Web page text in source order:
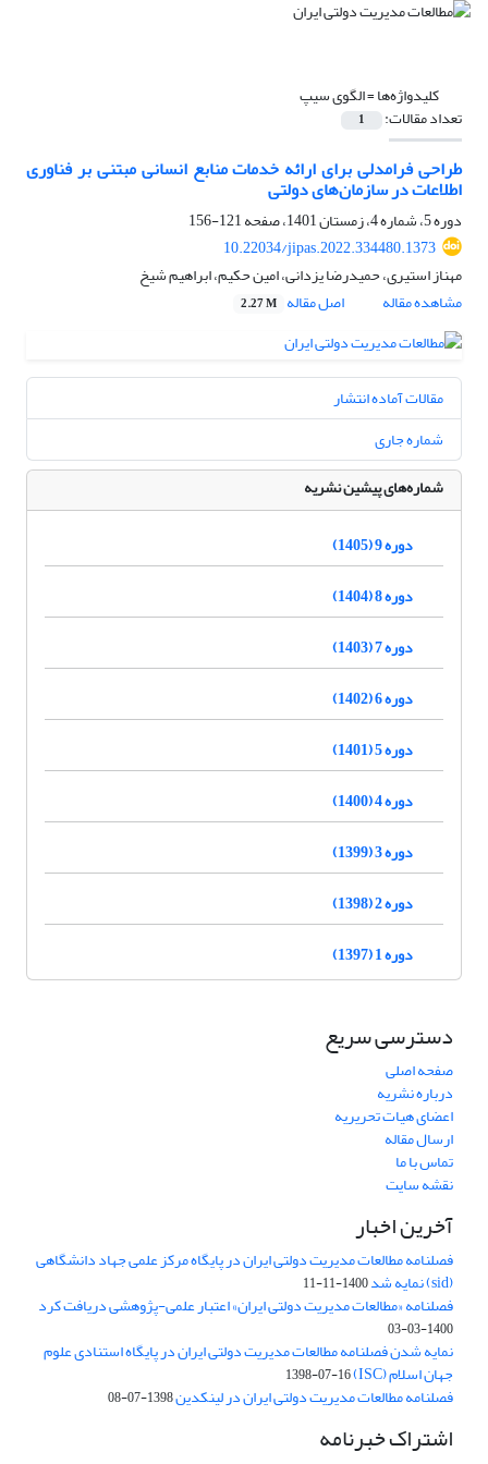
کلیدواژه‌ها =الگوی سیپ
تعداد مقالات: 1
طراحی فرامدلی برای ارائه خدمات منابع انسانی مبتنی بر فناوری
اطلاعات در سازمان‌های دولتی
دوره 5، شماره 4، زمستان 1401، صفحه
121-156
10.22034/jipas.2022.334480.1373
مهناز استیری، حمیدرضا یزدانی، امین حکیم، ابراهیم شیخ
مشاهده مقاله
اصل مقاله 2.27 M
مقالات آماده انتشار
شماره جاری
شماره‌های پیشین نشریه
دوره 9 (1405)
دوره 8 (1404)
دوره 7 (1403)
دوره 6 (1402)
دوره 5 (1401)
دوره 4 (1400)
دوره 3 (1399)
دوره 2 (1398)
دوره 1 (1397)
دسترسی سریع
صفحه اصلی
درباره نشریه
اعضای هیات تحریریه
ارسال مقاله
تماس با ما
نقشه سایت
آخرین اخبار
فصلنامه مطالعات مدیریت دولتی ایران در پایگاه مرکز علمی جهاد دانشگاهی
(sid) نمایه شد 1400-11-11
فصلنامه «مطالعات مدیریت دولتی ایران» اعتبار علمی-پژوهشی دریافت کرد
1400-03-03
نمایه شدن فصلنامه مطالعات مدیریت دولتی ایران در پایگاه استنادی علوم
جهان اسلام (ISC) 1398-07-16
فصلنامه مطالعات مدیریت دولتی ایران در لینکدین1398-07-08
اشتراک خبرنامه